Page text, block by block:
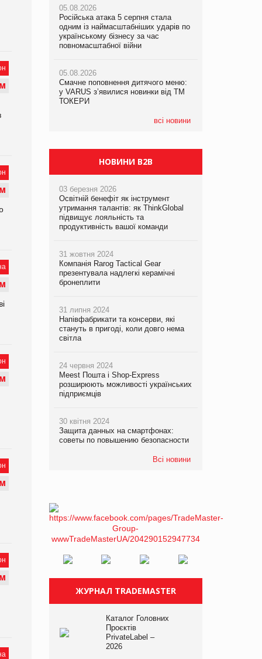
М
М
М
М
М
М
05.08.2026
Російська атака 5 серпня стала
одним із наймасштабніших ударів по
українському бізнесу за час
повномасштабної війни
05.08.2026
Смачне поповнення дитячого меню:
у VARUS з’явилися новинки від ТМ
ТОКЕРИ
всі новини
05.08.2026
Російська атака 5 серпня стала
одним із наймасштабніших ударів по
українському бізнесу за час
повномасштабної війни
05.08.2026
Смачне поповнення дитячого меню:
у VARUS з’явилися новинки від ТМ
ТОКЕРИ
рекламі екологічних продуктів
05.08.2026
AstraZeneca обговорює найбільшу
НОВИНИ B2B
03 березня 2026
Освітній бенефіт як інструмент
утримання талантів: як ThinkGlobal
підвищує лояльність та
продуктивність вашої команди
31 жовтня 2024
Компанія Rarog Tactical Gear
презентувала надлегкі керамічні
бронеплити
31 липня 2024
Напівфабрикати та консерви, які
стануть в пригоді, коли довго нема
світла
24 червня 2024
Meest Пошта і Shop-Express
розширюють можливості українських
підприємців
30 квітня 2024
Защита данных на смартфонах:
советы по повышению безопасности
Всі новини
ЖУРНАЛ TRADEMASTER
Каталог Головних
Проєктів
PrivateLabel –
2026